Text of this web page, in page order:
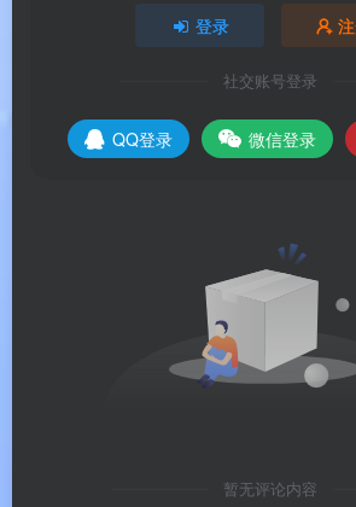
级 Mac 剪辑里算铺得早的 。
比 FCP 买断更轻、比 PR 订阅
次 ¥1998 但生态封闭，PR 单
月，PD Mac 365 约 NT$165/月（
老实说：Mac 版比 Win 版功能
编辑、MultiCam Designer、屏幕
Designer、Magic Cut、Sky
第三方插件、3D 标题、粒子高
的别冲 Mac 版，回去装 Win 或用
：Mac 订阅和 Win 订阅不
登录
社交账号登录
QQ登录 微信登录
暂无评论内容